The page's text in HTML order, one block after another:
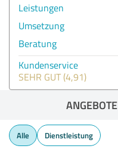
Leistungen
Umsetzung
Beratung
Kundenservice
SEHR GUT (4,91)
ANGEBOTE
Alle Dienstleistung